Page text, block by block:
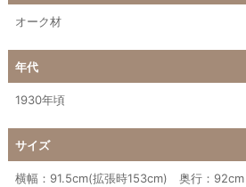
オーク材
年代
1930年頃
サイズ
横幅：91.5cm(拡張時153cm) 奥行：